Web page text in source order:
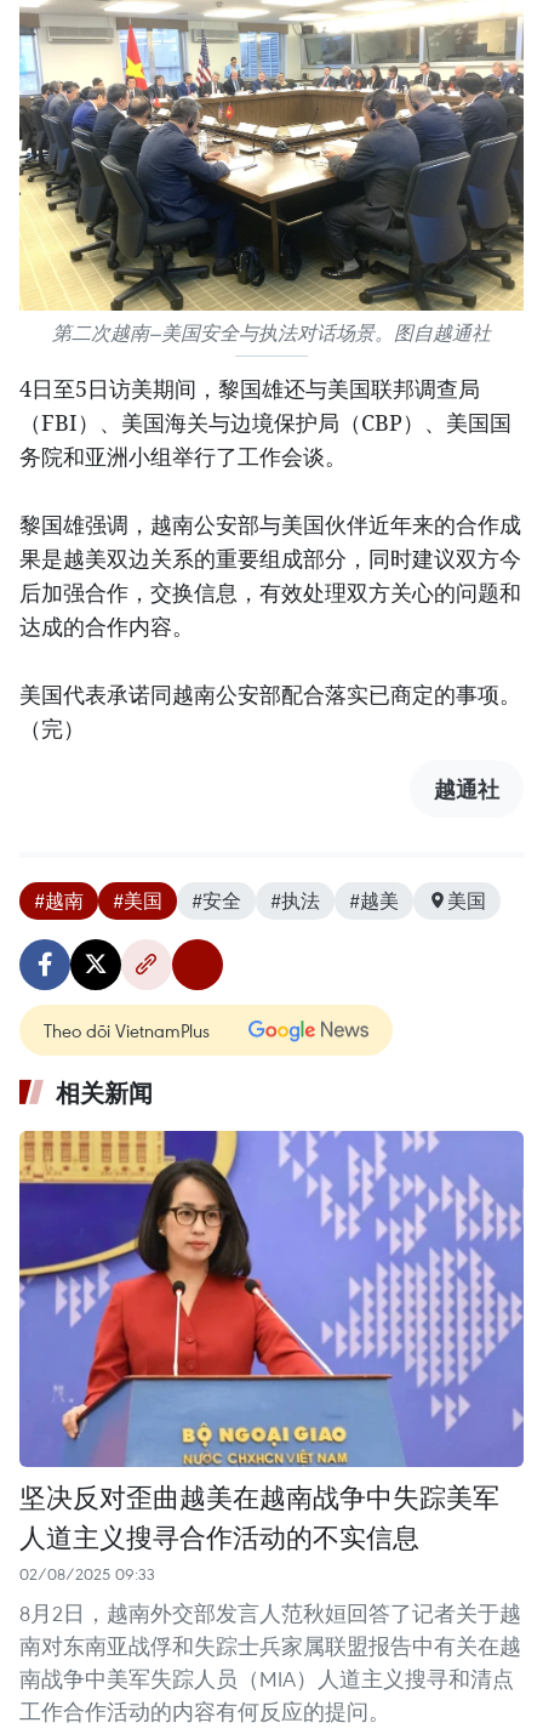
第二次越南—美国安全与执法对话场景。图自越通社
4日至5日访美期间，黎国雄还与美国联邦调查局
（FBI）、美国海关与边境保护局（CBP）、美国国
务院和亚洲小组举行了工作会谈。
黎国雄强调，越南公安部与美国伙伴近年来的合作成
果是越美双边关系的重要组成部分，同时建议双方今
后加强合作，交换信息，有效处理双方关心的问题和
达成的合作内容。
美国代表承诺同越南公安部配合落实已商定的事项。
（完）
越通社
#越南 #美国 #安全 #执法 #越美 美国
Theo dõi VietnamPlus
相关新闻
坚决反对歪曲越美在越南战争中失踪美军
人道主义搜寻合作活动的不实信息
02/08/2025 09:33
8月2日，越南外交部发言人范秋姮回答了记者关于越
南对东南亚战俘和失踪士兵家属联盟报告中有关在越
南战争中美军失踪人员（MIA）人道主义搜寻和清点
工作合作活动的内容有何反应的提问。